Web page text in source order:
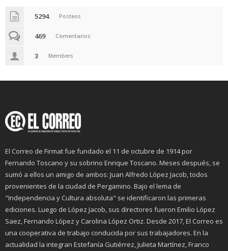
5294 Posteos
469 Comentarios
3 Members
El Correo de Firmat fue fundado el 11 de octubre de 1914 por
Fernando Toscano y su sobrino Enrique Toscano. Meses después, se
sumó a ellos un amigo de ambos: Juan Alfredo López Jacob, todos
provenientes de la ciudad de Pergamino. Bajo el lema de
"Independencia y Cultura absoluta" se identificaron las primeras
ediciones. Luego de López Jacob, sus directores fueron Emilio López
Saez, Fernando López y Carolina López Ortiz. Desde 2017, El Correo es
una cooperativa de trabajo conducida por sus trabajadores. En la
actualidad la integran Estefanía Gutiérrez, Julieta Martínez, Franco